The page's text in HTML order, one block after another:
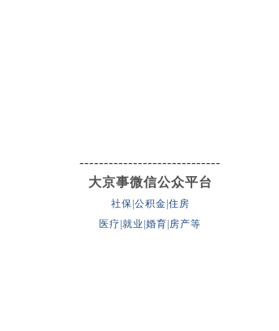
-----------------------------
大京事微信公众平台
社保|公积金|住房
医疗|就业|婚育|房产等